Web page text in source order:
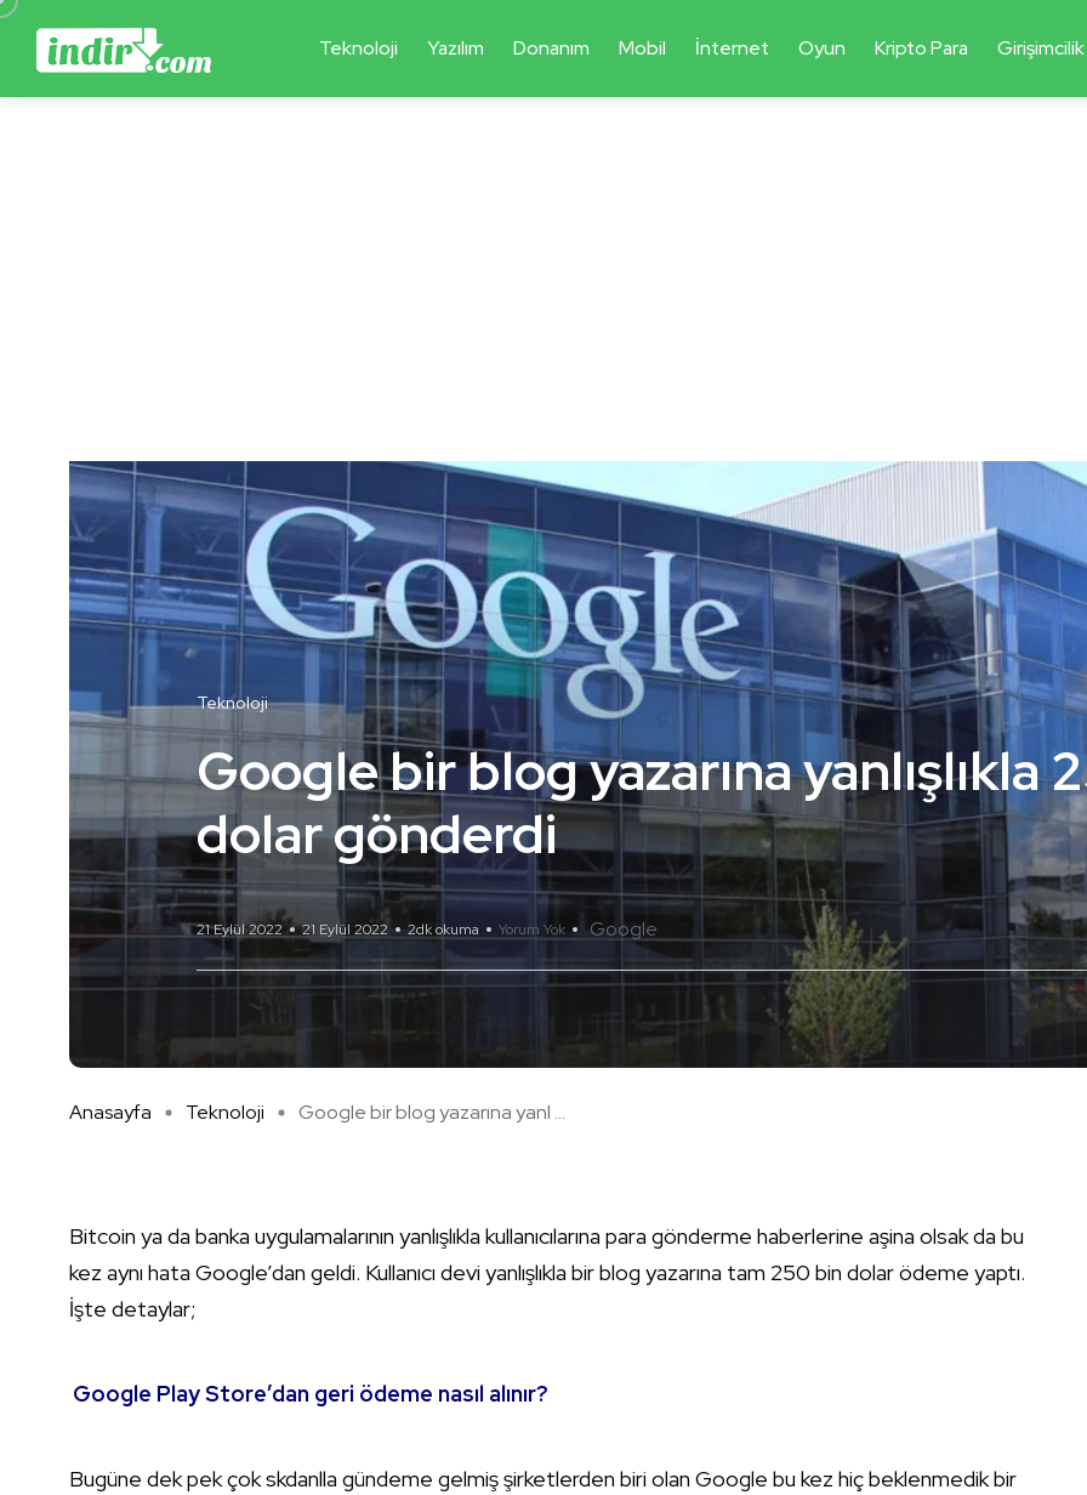
Teknoloji Yazılım Donanım Mobil İnternet Oyun Kripto Para Girişimcilik
Teknoloji
Google bir blog yazarına yanlışlıkla
dolar gönderdi
21 Eylül 2022 21 Eylül 2022 2dk okuma Yorum Yok Google
Anasayfa Teknoloji Google bir blog yazarına yanl ...
Bitcoin ya da banka uygulamalarının yanlışlıkla kullanıcılarına para gönderme haberlerine aşina olsak da bu
kez aynı hata Google’dan geldi. Kullanıcı devi yanlışlıkla bir blog yazarına tam 250 bin dolar ödeme yaptı.
İşte detaylar;
Google Play Store’dan geri ödeme nasıl alınır?
Bugüne dek pek çok skdanlla gündeme gelmiş şirketlerden biri olan Google bu kez hiç beklenmedik bir